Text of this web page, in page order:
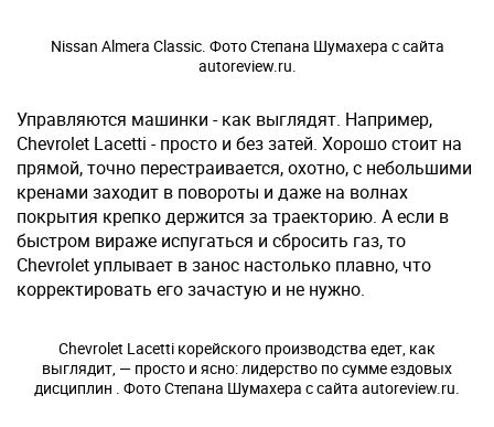
Nissan Almera Classic. Фото Степана Шумахера с сайта
autoreview.ru.
Управляются машинки - как выглядят. Например,
Chevrolet Lacetti - просто и без затей. Хорошо стоит на
прямой, точно перестраивается, охотно, с небольшими
кренами заходит в повороты и даже на волнах
покрытия крепко держится за траекторию. А если в
быстром вираже испугаться и сбросить газ, то
Chevrolet уплывает в занос настолько плавно, что
корректировать его зачастую и не нужно.
Chevrolet Lacetti корейского производства едет, как
выглядит, — просто и ясно: лидерство по сумме ездовых
дисциплин . Фото Степана Шумахера с сайта autoreview.ru.